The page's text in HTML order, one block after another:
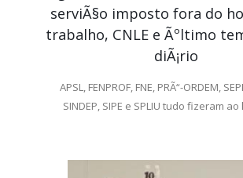
serviÃ§o imposto fora do
trabalho, CNLE e Ãºltimo
diÃ¡rio
APSL, FENPROF, FNE, PRÃ“-ORDEM,
SINDEP, SIPE e SPLIU tudo fizeram